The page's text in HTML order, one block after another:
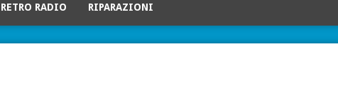
RETRO RADIO RIPARAZIONI